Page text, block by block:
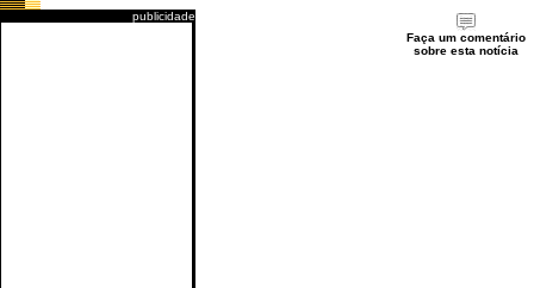
publicidade
Faça um comentário
sobre esta notícia